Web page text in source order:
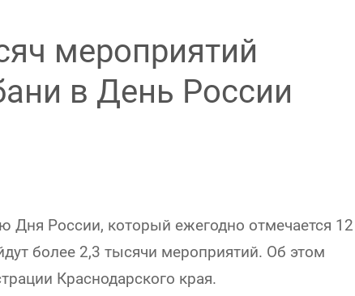
мероприятий
в День России
Дня России, который ежегодно отмечается 12
более 2,3 тысячи мероприятий. Об этом
Краснодарского края.